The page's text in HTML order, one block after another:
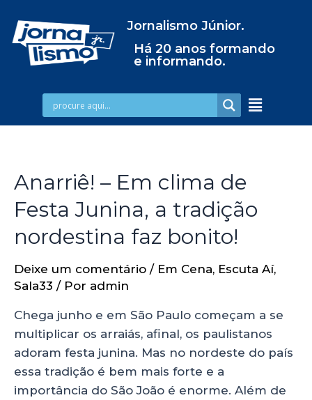
Jornalismo Júnior.
Há 20 anos formando
e informando.
Anarriê! – Em clima de
Festa Junina, a tradição
nordestina faz bonito!
Deixe um comentário / Em Cena, Escuta Aí,
Sala33 / Por admin
Chega junho e em São Paulo começam a se
multiplicar os arraiás, afinal, os paulistanos
adoram festa junina. Mas no nordeste do país
essa tradição é bem mais forte e a
importância do São João é enorme. Além de